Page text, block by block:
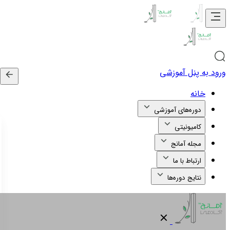
ورود به پنل آموزشی
خانه
دوره‌های آموزشی
کامیونیتی
مجله آمانج
ارتباط با ما
نتایج دوره‌ها